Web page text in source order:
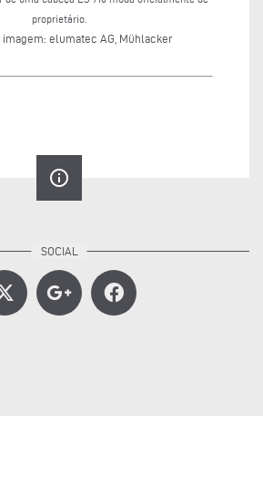
proprietário.
imagem: elumatec AG, Mühlacker
info_outline